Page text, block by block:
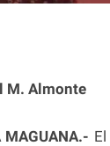
M. Almonte
MAGUANA.-